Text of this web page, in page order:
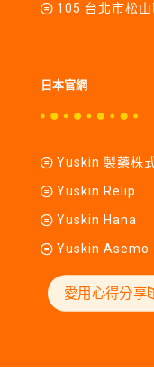
105 台北市松
日本官網
Yuskin 製藥株
Yuskin Relip
Yuskin Hana
Yuskin Asemo
愛用心得分享